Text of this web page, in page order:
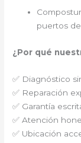
puertos
¿Por qué
✅ Diagnóstico
✅ Reparación
✅ Garantía
✅ Atención
✅ Ubicación